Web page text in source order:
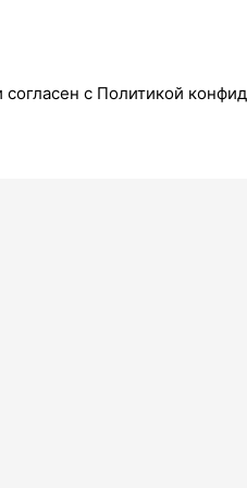
согласен с Политикой